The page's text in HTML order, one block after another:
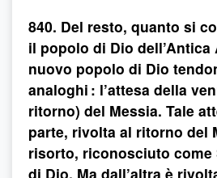
840. Del resto, quanto si
il popolo di Dio dell’Antica
nuovo popolo di Dio
analoghi : l’attesa della
ritorno) del Messia. Tale
parte, rivolta al ritorno del
risorto, riconosciuto come
di Dio. Ma dall’altra è